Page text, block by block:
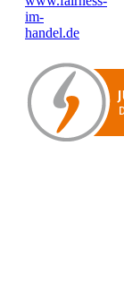
im-
handel.de